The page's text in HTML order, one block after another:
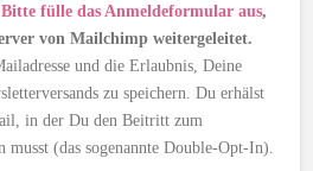
Bitte fülle das Anmeldeformular aus,
von Mailchimp weitergeleitet.
und die Erlaubnis, Deine
zu speichern. Du erhälst
in der Du den Beitritt zum
(das sogenannte Double-Opt-In).